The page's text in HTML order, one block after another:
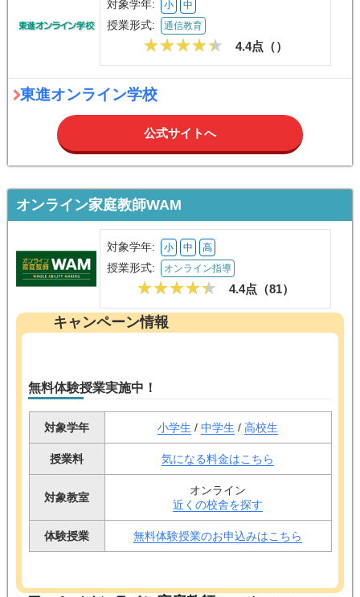
授業形式: 通信教育
東進オンライン学校
公式サイトへ
オンライン家庭教師WAM
対象学年: 小 中 高
授業形式: オンライン指導
4.4点（
キャンペーン情報
対象学年 小学生/中学生/高校生
授業料 気になる料金はこちら
オンライン
近くの校舎を探す
体験授業 無料体験授業のお申込みはこちら
口コミ（オンライン家庭教師WAM）全件中の抜粋